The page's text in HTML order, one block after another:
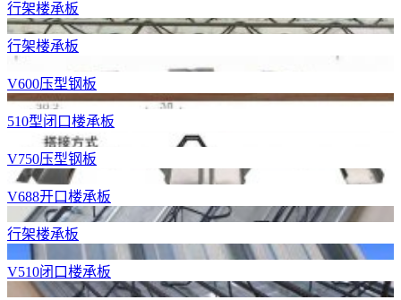
行架楼承板
行架楼承板
V600压型钢板
510型闭口楼承板
V750压型钢板
V688开口楼承板
行架楼承板
V510闭口楼承板